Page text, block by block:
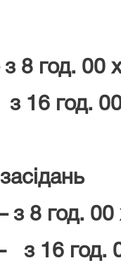
8 год. 00
год. 00
8 год. 00
16 год.